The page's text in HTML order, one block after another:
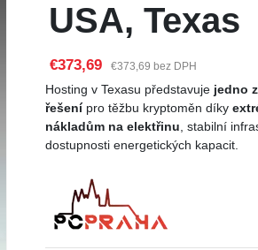
USA, Texas
€373,69 €373,69 bez DPH
Hosting v Texasu představuje jedno
řešenípro těžbu kryptoměn díky
nákladům na elektřinu , stabilní
dostupnosti energetických kapacit.